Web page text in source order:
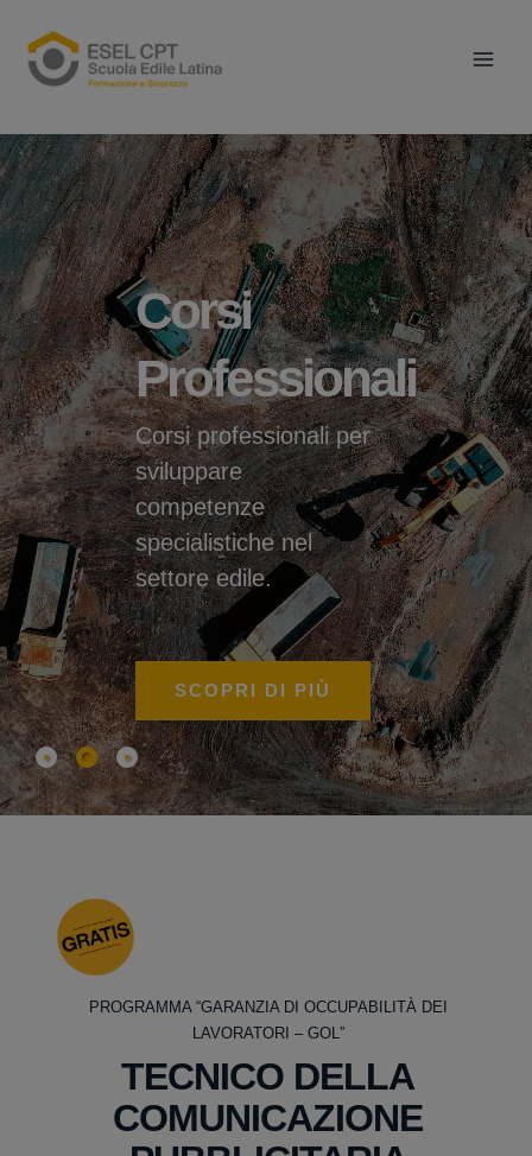
contenuto
Corsi
Professionali
Corsi professionali per
sviluppare
competenze
specialistiche nel
settore edile.
SCOPRI DI PIÙ
PROGRAMMA “GARANZIA DI OCCUPABILITÀ DEI
LAVORATORI – GOL”
TECNICO DELLA
COMUNICAZIONE